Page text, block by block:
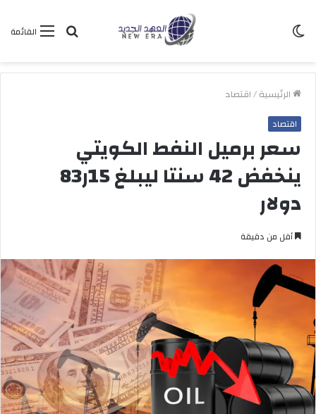
القائمة بحث
الرئيسية/اقتصاد
اقتصاد
سعر برميل النفط الكويتي
ينخفض 42 سنتا ليبلغ 15ر83
دولار
أقل من دقيقة